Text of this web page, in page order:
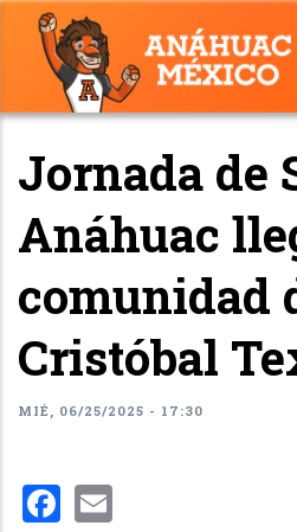
Pasar
contenido
principal
Jornada de
Anáhuac
comunidad
Cristóbal
MIÉ, 06/25/2025 - 17:30
Facebook